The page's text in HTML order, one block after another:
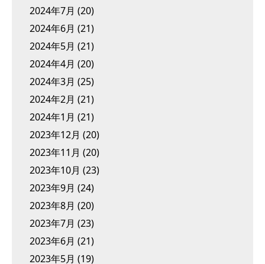
2024年7月 (20)
2024年6月 (21)
2024年5月 (21)
2024年4月 (20)
2024年3月 (25)
2024年2月 (21)
2024年1月 (21)
2023年12月 (20)
2023年11月 (20)
2023年10月 (23)
2023年9月 (24)
2023年8月 (20)
2023年7月 (23)
2023年6月 (21)
2023年5月 (19)